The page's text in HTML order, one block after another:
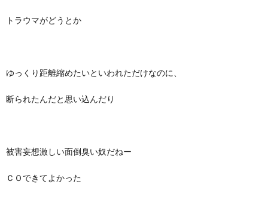
トラウマがどうとか
ゆっくり距離縮めたいといわれただけなのに、
断られたんだと思い込んだり
被害妄想激しい面倒臭い奴だねー
ＣＯできてよかった